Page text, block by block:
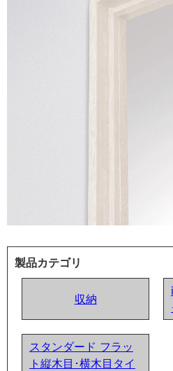
製品カテゴリ
収納
スタンダード フラッ
ト縦木目･横木目タイ